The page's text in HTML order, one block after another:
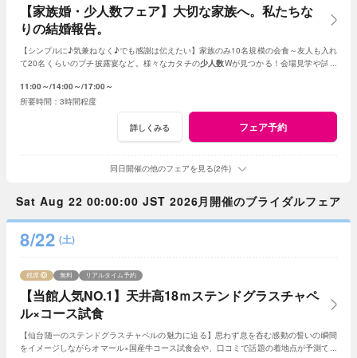
【家族婚・少人数フェア】大切な家族へ。私たちな
りの結婚報告。
【シンプルに♪気兼ねなく♪でも感謝は伝えたい】家族のみ10名規模の会食～友人も入れ
て20名くらいのプチ披露宴など。様々なカタチの少人数Wが見つかる！会場見学や試食
11:00～ 14:00～ 17:00～
3時間程度
詳しくみる フェア予約
同日開催の他のフェアを見る(2件)
Sat Aug 22 00:00:00 JST 2026月開催のブライダルフェア
8/22 (土)
【当館人気NO.1】天井高18ｍステンドグラスチャペ
ル×コース試食
残席 無料 リアルタイム予約
【仙台随一のステンドグラスチャペルの魅力に迫る】思わず息を呑む感動の誓いの瞬間
をイメージしながらオマール×国産牛コース試食会や、口コミで話題の着地点が予測でき